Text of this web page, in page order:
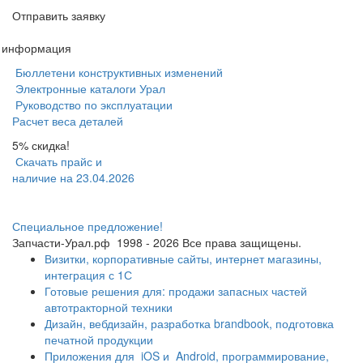
Отправить заявку
информация
Бюллетени конструктивных изменений
Электронные каталоги Урал
Руководство по эксплуатации
Расчет веса деталей
5% скидка!
Скачать прайс и
наличие на 23.04.2026
Специальное предложение!
Запчасти-Урал.рф 1998 - 2026 Все права защищены.
Визитки, корпоративные сайты, интернет магазины,
интеграция с 1С
Готовые решения для: продажи запасных частей
автотракторной техники
Дизайн, вебдизайн, разработка brandbook, подготовка
печатной продукции
Приложения для iOS и Android, программирование,